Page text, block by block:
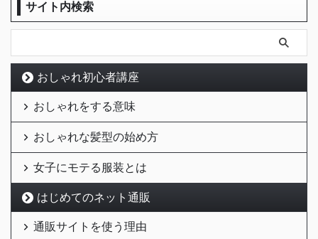
サイト内検索
おしゃれ初心者講座
おしゃれをする意味
おしゃれな髪型の始め方
女子にモテる服装とは
はじめてのネット通販
通販サイトを使う理由